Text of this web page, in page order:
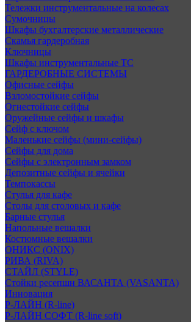
Тележки инструментальные на колесах
Сумочницы
Шкафы бухгалтерские металлические
Скамья гардеробная
Ключницы
Шкафы инструментальные ТС
ГАРДЕРОБНЫЕ СИСТЕМЫ
Офисные сейфы
Взломостойкие сейфы
Огнестойкие сейфы
Оружейные сейфы и шкафы
Сейф с ключом
Маленькие сейфы (мини-сейфы)
Сейфы для дома
Сейфы с электронным замком
Депозитные сейфы и ячейки
Темпокассы
Стулья для кафе
Столы для столовых и кафе
Барные стулья
Напольные вешалки
Костюмные вешалки
ОНИКС (ONIX)
РИВА (RIVA)
СТАЙЛ (STYLE)
Стойки ресепшн ВАСАНТА (VASANTA)
Инновация
Р-ЛАЙН (R-line)
Р-ЛАЙН СОФТ (R-line soft)